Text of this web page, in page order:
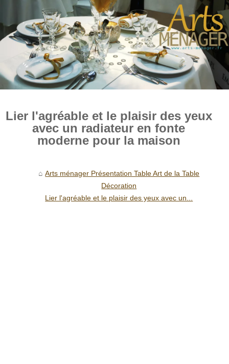
Lier l'agréable et le plaisir des yeux
avec un radiateur en fonte
moderne pour la maison
Arts ménager Présentation Table Art de la Table
Décoration
Lier l'agréable et le plaisir des yeux avec un...